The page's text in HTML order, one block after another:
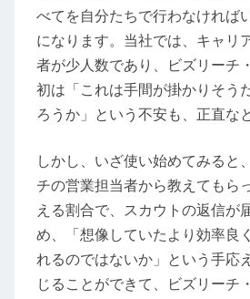
べてを自分たちで行わなければ
になります。当社では、キャリ
者が少人数であり、ビズリーチ
初は「これは手間が掛かりそう
ろうか」という不安も、正直な
しかし、いざ使い始めてみると
チの営業担当者から教えてもら
える割合で、スカウトの返信が
め、「想像していたより効率良
れるのではないか」という手応
じることができて、ビズリーチ